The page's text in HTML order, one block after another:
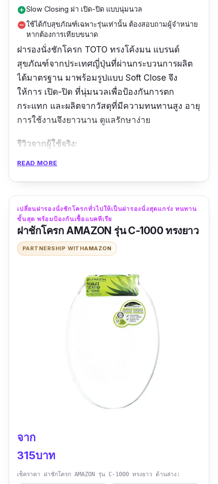
add_circleSlow Closing ฝา เปิด-ปิด แบบนุ่มนวล
remove_circleใช้ได้กับสุขภัณฑ์เฉพาะรุ่นเท่านั้น ต้องสอบถามผู้จำหน่าย
หากต้องการเทียบขนาด
ฝารองนั่งชักโครก TOTO ทรงโค้งมน แบรนด์
สุขภัณฑ์จากประเทศญี่ปุ่นที่ผ่านกระบวนการผลิต
ได้มาตรฐาน มาพร้อมรูปแบบ Soft Close จึง
ให้การ เปิด-ปิด ที่นุ่มนวลเพื่อป้องกันการตก
กระแทก และผลิตจากวัสดุที่มีความทนทานสูง อายุ
การใช้งานจึงยาวนาน ดูแลรักษาง่าย
รีวิวจากผู้ใช้จริง:
“ร้านค้าตอบคำถามรวดเร็วดีครับ ส่งของรวดเร็ว
แพ็คกันกระแทกแน่นหนาดีมาก ฝาติดตั้งไม่ยาก
ครับ”
READ MORE
เปลี่ยนฝารองนั่งชักโครกทั่วไปให้เป็นฝารองนั่งสุดแกร่ง ทนทาน
ขั้นสุด พร้อมป้องกันเชื้อแบคทีเรีย
ฝาชักโครก AMAZON รุ่น C-1000 ทรงยาว
PARTNERSHIP WITHAMAZON
จาก
315บาท
เช็คราคา ฝาชักโครก AMAZON รุ่น C-1000 ทรงยาว ด้านล่าง: